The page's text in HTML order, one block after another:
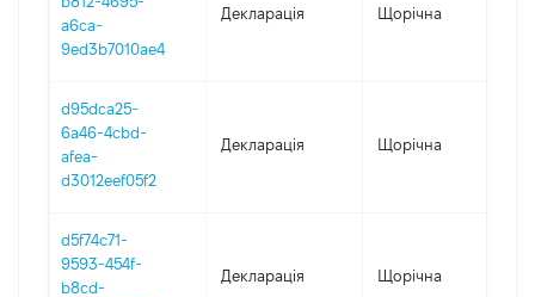
a6ca-
9ed3b7010ae4
Декларація Щорічна
d95dca25-
6a46-4cbd-
afea-
d3012eef05f2
Декларація Щорічна
d5f74c71-
9593-454f-
b8cd-
Декларація Щорічна